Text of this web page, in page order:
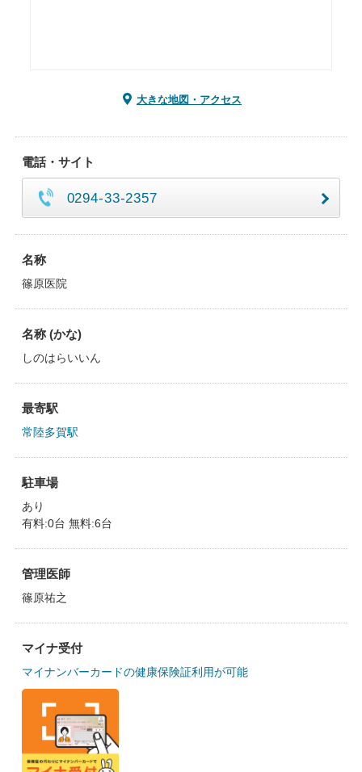
大きな地図・アクセス
電話・サイト
0294-33-2357
名称
篠原医院
名称 (かな)
しのはらいいん
最寄駅
常陸多賀駅
駐車場
あり
有料:0台 無料:6台
管理医師
篠原祐之
マイナ受付
マイナンバーカードの健康保険証利用が可能